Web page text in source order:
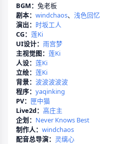
BGM： 兔老板
剧本： windchaos、 浅色回忆
演出： 时坂工人
CG： 莲Ki
UI设计： 雨宫梦
主视觉图： 莲Ki
人设： 莲Ki
立绘： 莲Ki
背景： 波波波波波
程序： yaqinking
PV： 匣中猫
Live2d： 高庄主
企划： Never Knows Best
制作人： windchaos
配音总导演： 灵缡心